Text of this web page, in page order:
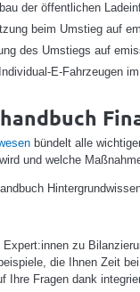
der öffentlichen
beim Umstieg auf
des Umstiegs auf
E-Fahrzeugen
bündelt alle
und welche
zu
die Ihnen Zeit
Ihre Fragen dank